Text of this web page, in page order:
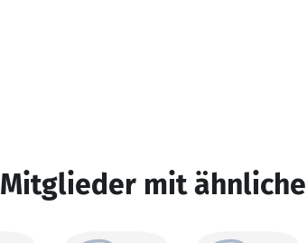
Mitglieder mit